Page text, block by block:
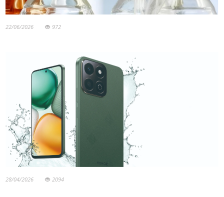
22/06/2026 972
28/04/2026 2094